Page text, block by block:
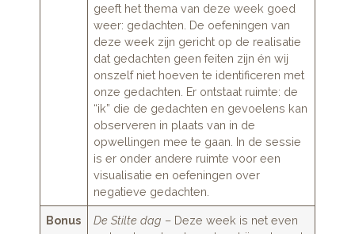
geeft het thema van deze week goed
weer: gedachten. De oefeningen van
deze week zijn gericht op de realisatie
dat gedachten geen feiten zijn én wij
onszelf niet hoeven te identificeren met
onze gedachten. Er ontstaat ruimte: de
“ik” die de gedachten en gevoelens kan
observeren in plaats van in de
opwellingen mee te gaan. In de sessie
is er onder andere ruimte voor een
visualisatie en oefeningen over
negatieve gedachten.
Bonus De Stilte dag – Deze week is net even